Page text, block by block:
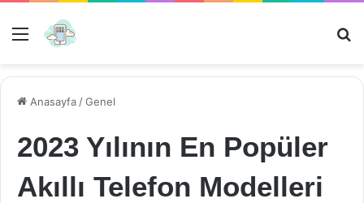
Menü
Anasayfa /Genel
2023 Yılının En Popüler
Akıllı Telefon Modelleri